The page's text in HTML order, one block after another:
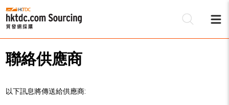
聯絡供應商
以下訊息將傳送給供應商: